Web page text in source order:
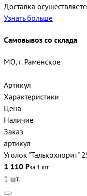
Доставка
Узнать больше
Самовывоз со склада
МО, г. Раменское
Артикул
Характеристики
Цена
Наличие
Заказ
артикул
Уголок "Талькохлорит"
1 110 ₽за 1 шт
1 шт.